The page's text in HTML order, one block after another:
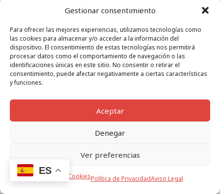
Gestionar consentimiento
Para ofrecer las mejores experiencias, utilizamos tecnologías como
las cookies para almacenar y/o acceder a la información del
dispositivo. El consentimiento de estas tecnologías nos permitirá
procesar datos como el comportamiento de navegación o las
identificaciones únicas en este sitio. No consentir o retirar el
consentimiento, puede afectar negativamente a ciertas características
y funciones.
Aceptar
Denegar
Ver preferencias
Política de CookiesPolítica de PrivacidadAviso Legal
ES